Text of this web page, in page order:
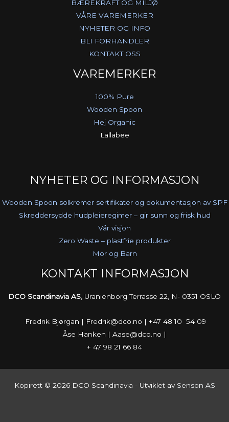
BÆREKRAFT OG MILJØ
VÅRE VAREMERKER
NYHETER OG INFO
BLI FORHANDLER
KONTAKT OSS
VAREMERKER
100% Pure
Wooden Spoon
Hej Organic
Lallabee
NYHETER OG INFORMASJON
Wooden Spoon solkremer sertifikater og dokumentasjon av SPF
Skreddersydde hudpleieregimer – gir sunn og frisk hud
Vår visjon
Zero Waste – plastfrie produkter
Mor og Barn
KONTAKT INFORMASJON
DCO Scandinavia AS , Uranienborg Terrasse 22, N- 0351 OSLO
Fredrik Bjørgan | Fredrik@dco.no | +47 48 10 54 09
Åse Hanken | Aase@dco.no |
+ 47 98 21 66 84
Kopirett © 2026 DCO Scandinavia - Utviklet av Senson AS